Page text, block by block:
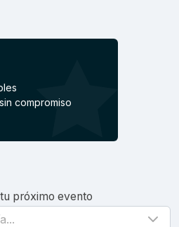
compromiso
próximo evento